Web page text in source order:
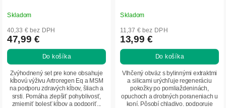
o
v
Skladom
40,33 € bez DPH
47,99 €
Do košíka
Zvýhodnený set pre kone obsahuje
kĺbovú výživu Artroregen Eq a MSM
na podporu zdravých kĺbov, šliach a
srsti. Pomáha zlepšiť pohyblivosť,
zmierniť bolesť kĺbov a podporiť...
Skladom
11,37 € bez DPH
13,99 €
Do košíka
Vlhčený obväz s bylinnými extraktmi
a silicami urýchľuje regeneráciu
pokožky po pomliaždeninách,
opuchoch a drobných poraneniach u
koní. Pôsobí chladivo, podporuje